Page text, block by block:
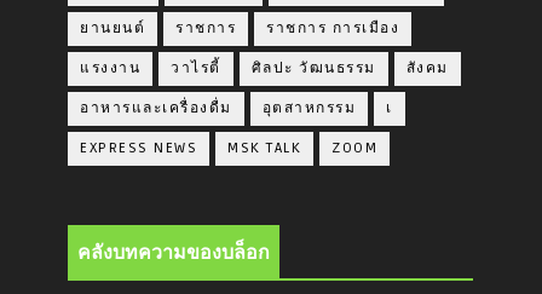
ยานยนต์ ราชการ ราชการ การเมือง
แรงงาน วาไรตี้ ศิลปะ วัฒนธรรม สังคม
อาหารและเครื่องดื่ม อุตสาหกรรม เ
EXPRESS NEWS MSK TALK ZOOM
คลังบทความของบล็อก